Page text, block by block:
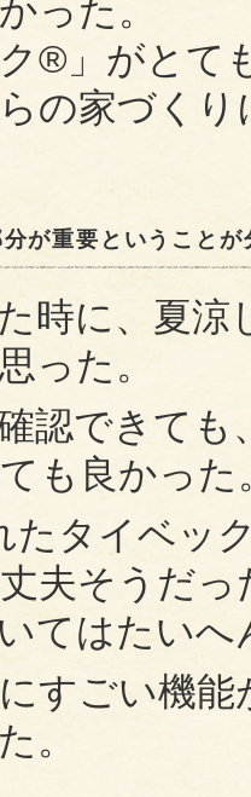
った。
ク®」がと
の家づく
が重要ということが
時に、夏涼
った。
認できて
も良かった
たタイベッ
夫そうだっ
てはたい
すごい機
。